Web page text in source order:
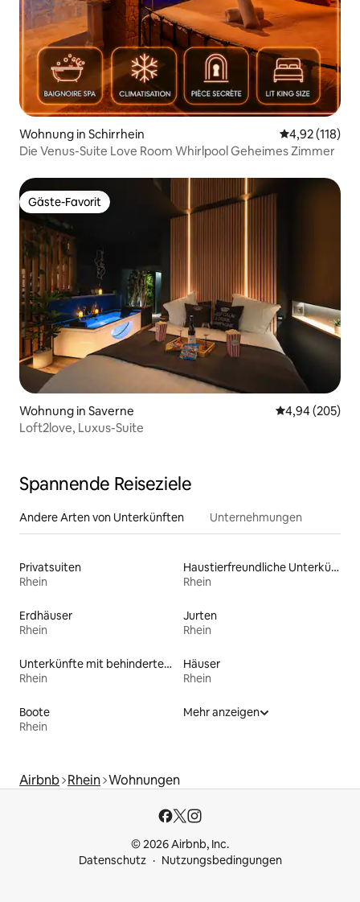
Wohnung in Schirrhein
4,92 (118)
Die Venus-Suite Love Room Whirlpool Geheimes Zimmer
Gäste-Favorit
Gäste-Favorit
Wohnung in Saverne
4,94 (205)
Loft2love, Luxus-Suite
Spannende Reiseziele
Andere Arten von Unterkünften Unternehmungen
Privatsuiten
Rhein
Haustierfreundliche Unterkünfte
Rhein
Erdhäuser
Rhein
Jurten
Rhein
Unterkünfte mit behindertengerechtem WC
Rhein
Häuser
Rhein
Boote
Rhein
Mehr anzeigen
Airbnb Rhein Wohnungen
© 2026 Airbnb, Inc.
Datenschutz
Nutzungsbedingungen